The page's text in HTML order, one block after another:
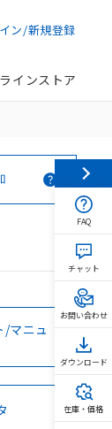
ン/新規登録
インストア
/マニュ
FAQ
チャット
お問い合わせ
ダウンロード
在庫・価格